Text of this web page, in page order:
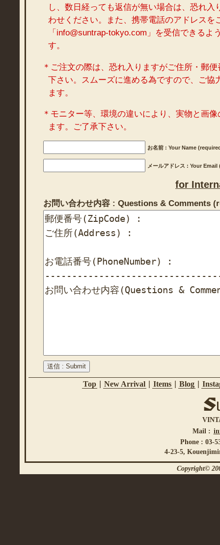
し、数日経っても返信が無い場合は、恐れ入
わせください。また、携帯電話のアドレスを
「info@suntrap-tokyo.com」を受信できるよ
す。
＊ご注文の際は、恐れ入りますがご住所・郵
下さい。スムーズに進める為ですので、ご協
ます。
＊モニター等、環境の違いにより、実物と画
ます。ご了承下さい。
お名前 : Your Name
メールアドレス : Your
for
お問い合わせ内容 : Questions & Comments
Top New Arrival Items Blog
Mail :
Phone : 03-
4-23-5,
Copyright©